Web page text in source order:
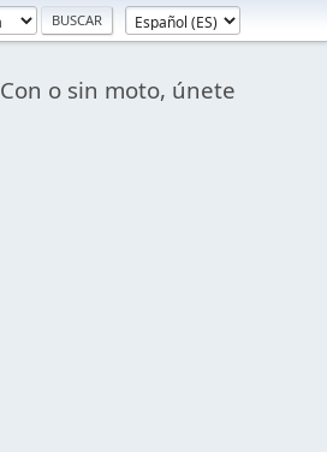
Con o sin moto, únete